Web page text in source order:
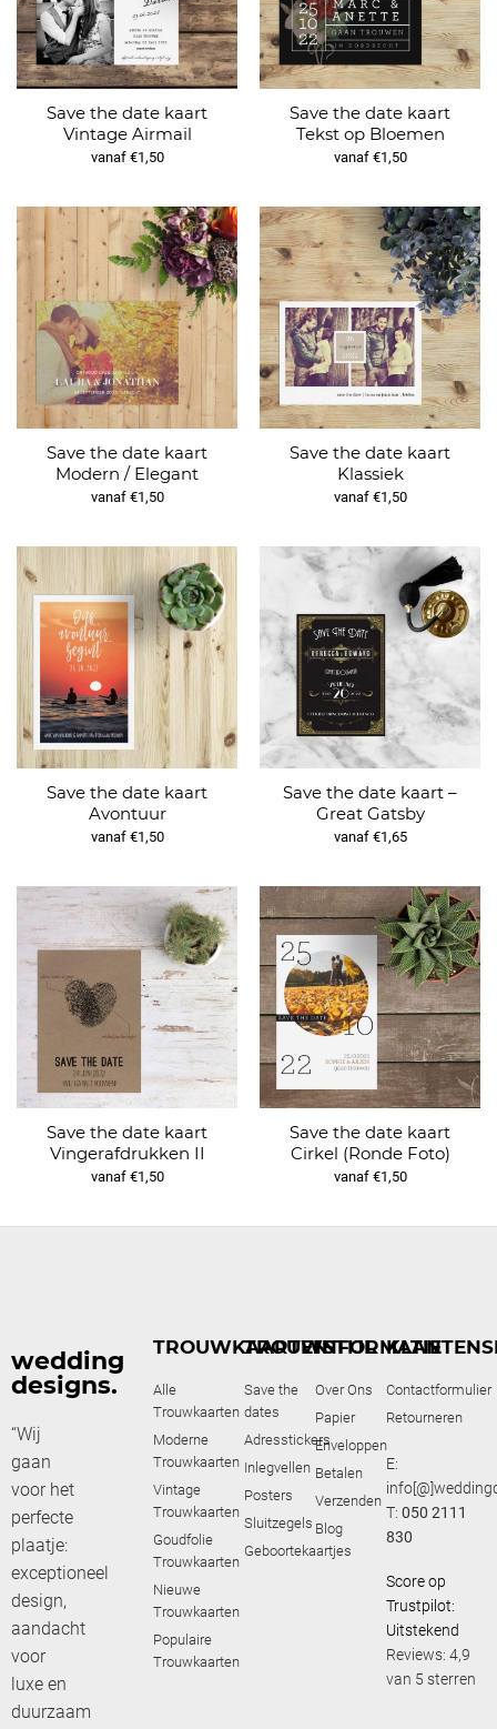
Save the date kaart
Vintage Airmail
vanaf €1,50
Save the date kaart
Tekst op Bloemen
vanaf €1,50
Save the date kaart
Modern / Elegant
vanaf €1,50
Save the date kaart
Klassiek
vanaf €1,50
Save the date kaart
Avontuur
vanaf €1,50
Save the date kaart –
Great Gatsby
vanaf €1,65
Save the date kaart
Vingerafdrukken II
vanaf €1,50
Save the date kaart
Cirkel (Ronde Foto)
vanaf €1,50
wedding
designs.
“Wij
gaan
voor het
perfecte
plaatje:
exceptioneel
design,
aandacht
voor
luxe en
duurzaam
TROUWKAARTEN
Alle
Trouwkaarten
Moderne
Trouwkaarten
Vintage
Trouwkaarten
Goudfolie
Trouwkaarten
Nieuwe
Trouwkaarten
Populaire
Trouwkaarten
TROUWSTIJL
Save the
dates
Adresstickers
Inlegvellen
Posters
Sluitzegels
Geboortekaartjes
INFORMATIE
Over Ons
Papier
Enveloppen
Betalen
Verzenden
Blog
Contactformulier
Retourneren
E:
T:050 2111
830
Score op
Trustpilot:
Uitstekend
Reviews: 4,9
van 5 sterren